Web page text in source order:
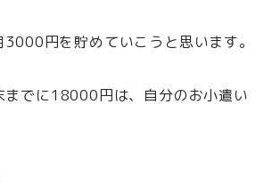
円を貯めていこうと思います。
までに18000円は、自分のお小遣い